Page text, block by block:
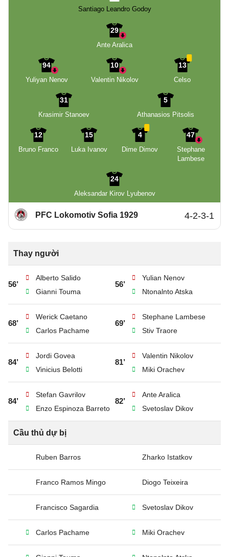
Santiago Leandro Godoy
29
Ante Aralica
94
Yuliyan Nenov
10
Valentin Nikolov
13
Celso
31
Krasimir Stanoev
5
Athanasios Pitsolis
12
Bruno Franco
15
Luka Ivanov
4
Dime Dimov
47
Stephane
Lambese
24
Aleksandar Kirov Lyubenov
PFC Lokomotiv Sofia 1929 4-2-3-1
Thay người
56’
Alberto Salido
Gianni Touma
56’
Yulian Nenov
Ntonalnto Atska
68’
Werick Caetano
Carlos Pachame
69’
Stephane Lambese
Stiv Traore
84’
Jordi Govea
Vinicius Belotti
81’
Valentin Nikolov
Miki Orachev
84’
Stefan Gavrilov
Enzo Espinoza Barreto
82’
Ante Aralica
Svetoslav Dikov
Cầu thủ dự bị
Ruben Barros Zharko Istatkov
Franco Ramos Mingo Diogo Teixeira
Francisco Sagardia Svetoslav Dikov
Carlos Pachame Miki Orachev